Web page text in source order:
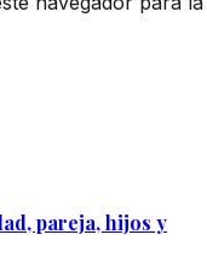
pareja, hijos y